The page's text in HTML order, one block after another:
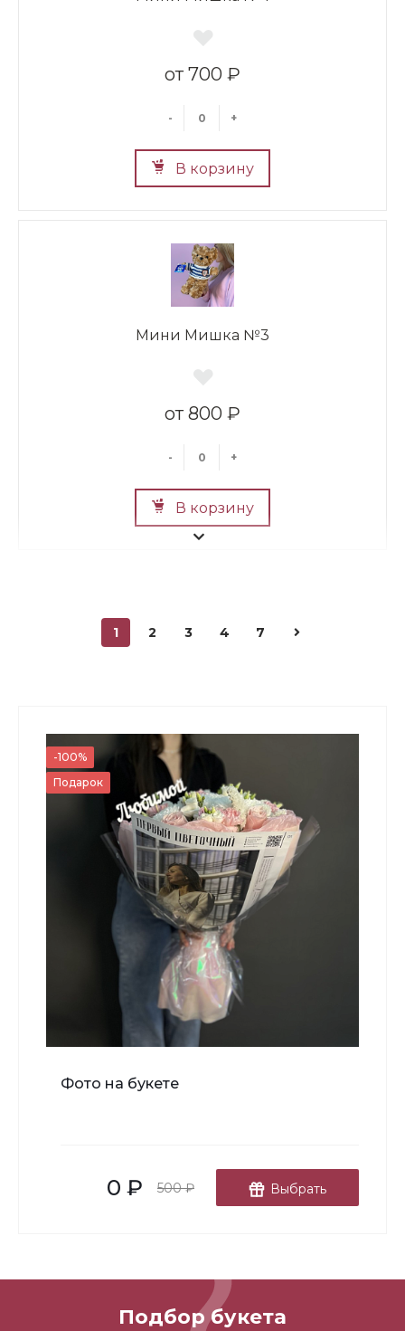
700 ₽
- +
В корзину
Мини Мишка №3
800 ₽
- +
В корзину
700 ₽
- +
В корзину
Мишка Мини №1
В корзину
1 2 3 4 7
-100%
Подарок
Фото на букете
0 ₽ 500 ₽ Выбрать
Подбор букета